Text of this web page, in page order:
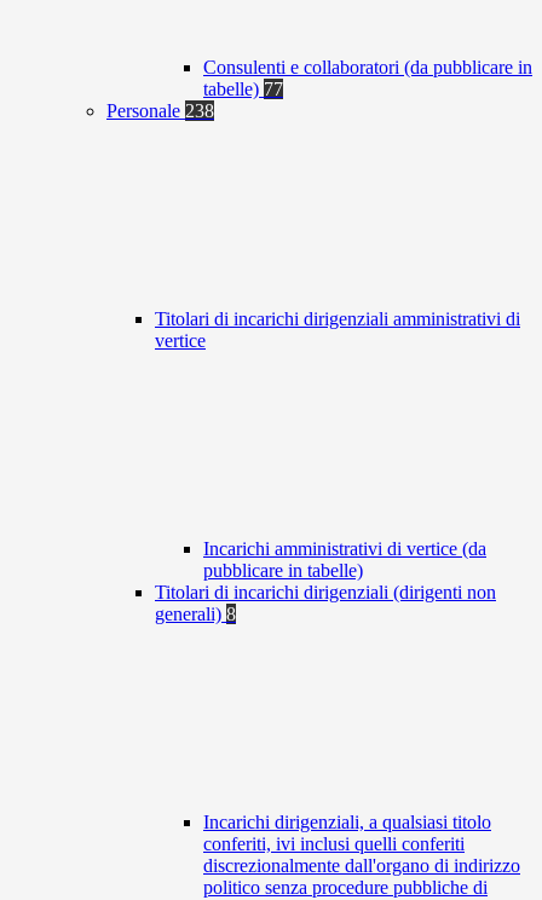
Consulenti e collaboratori (da pubblicare in
tabelle) 77
Personale 238
Titolari di incarichi dirigenziali amministrativi di
vertice
Incarichi amministrativi di vertice (da
pubblicare in tabelle)
Titolari di incarichi dirigenziali (dirigenti non
generali) 8
Incarichi dirigenziali, a qualsiasi titolo
conferiti, ivi inclusi quelli conferiti
discrezionalmente dall'organo di indirizzo
politico senza procedure pubbliche di